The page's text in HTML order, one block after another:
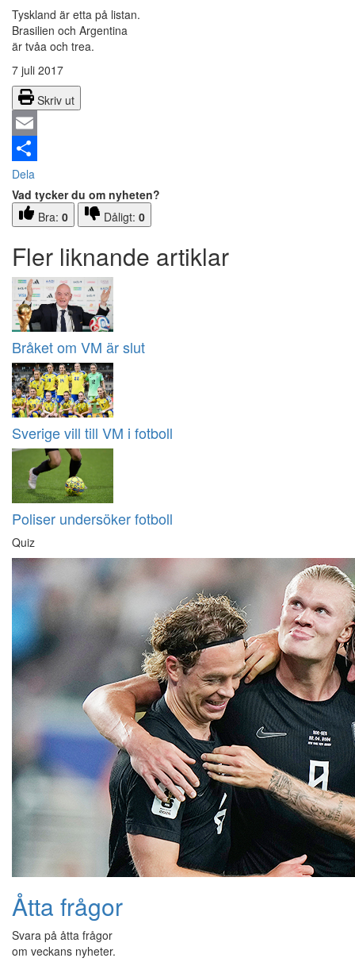
Tyskland är etta på listan.
Brasilien och Argentina
är tvåa och trea.
7 juli 2017
Skriv ut
Email
Dela
Vad tycker du om nyheten?
Bra: 0 Dåligt: 0
Fler liknande artiklar
Bråket om VM är slut
Sverige vill till VM i fotboll
Poliser undersöker fotboll
Quiz
Åtta frågor
Svara på åtta frågor
om veckans nyheter.